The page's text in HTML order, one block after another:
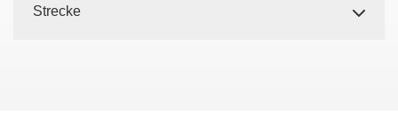
Strecke